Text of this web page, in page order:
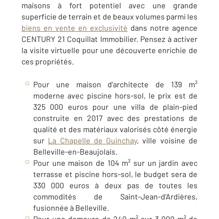
maisons à fort potentiel avec une grande
superficie de terrain et de beaux volumes parmi les
biens en vente en exclusivité dans notre agence
CENTURY 21 Coquillat Immobilier. Pensez à activer
la visite virtuelle pour une découverte enrichie de
ces propriétés.
Pour une maison d’architecte de 139 m²
moderne avec piscine hors-sol, le prix est de
325 000 euros pour une villa de plain-pied
construite en 2017 avec des prestations de
qualité et des matériaux valorisés côté énergie
sur La Chapelle de Guinchay, ville voisine de
Belleville-en-Beaujolais.
Pour une maison de 104 m² sur un jardin avec
terrasse et piscine hors-sol, le budget sera de
330 000 euros à deux pas de toutes les
commodités de Saint-Jean-d’Ardières,
fusionnée à Belleville.